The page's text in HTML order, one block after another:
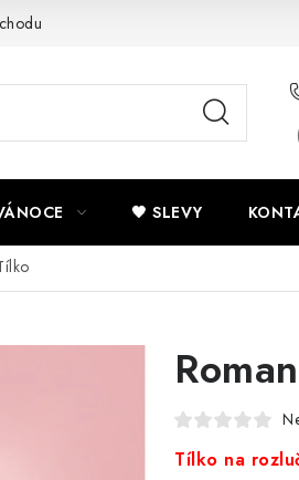
🖤 SLEVY
Tílko na